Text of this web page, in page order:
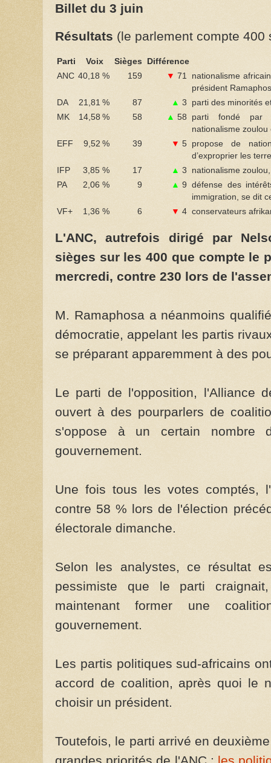
Billet du 3 juin
Résultats (le parlement compte 400
Parti Voix Sièges
Différence
ANC 40,18 % 159 ▼ 71
nationalisme
président
DA
21,81 % 87 ▲︎ 3
parti des minorités
MK
14,58 % 58 ▲︎ 58
parti fondé par
nationalisme zoulou
EFF
9,52 % 39 ▼ 5 propose de
d’exproprier les
IFP
3,85 % 17 ▲︎ 3 nationalisme
PA
2,06 % 9 ▲︎ 9 défense des
immigration, se dit
VF+
1,36 % 6 ▼ 4 conservateurs
L'ANC, autrefois dirigé par
sièges sur les 400 que compte le
mercredi, contre 230 lors de
M. Ramaphosa a néanmoins
démocratie, appelant les partis
se préparant apparemment à des
Le parti de l'opposition, l'Alliance
ouvert à des pourparlers de
s'oppose à un certain nombre
gouvernement.
Une fois tous les votes comptés,
contre 58 % lors de l'élection
électorale dimanche.
Selon les analystes, ce résultat
pessimiste que le parti
maintenant former une
gouvernement.
Les partis politiques sud-africains
accord de coalition, après quoi le
choisir un président.
Toutefois, le parti arrivé en